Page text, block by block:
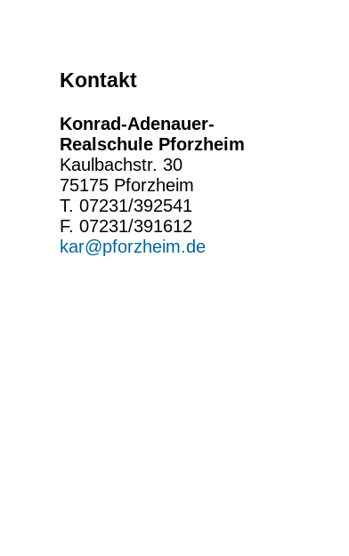
Kontakt
Konrad-Adenauer-
Realschule Pforzheim
Kaulbachstr. 30
75175 Pforzheim
T. 07231/392541
F. 07231/391612
kar@pforzheim.de